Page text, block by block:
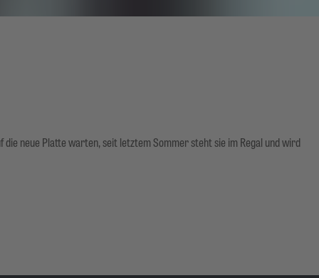
neue Platte warten, seit letztem Sommer steht sie im Regal und wird